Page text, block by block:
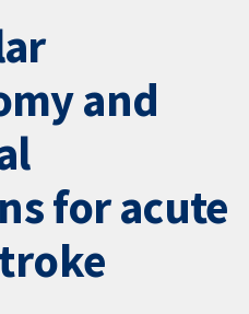
and
for acute